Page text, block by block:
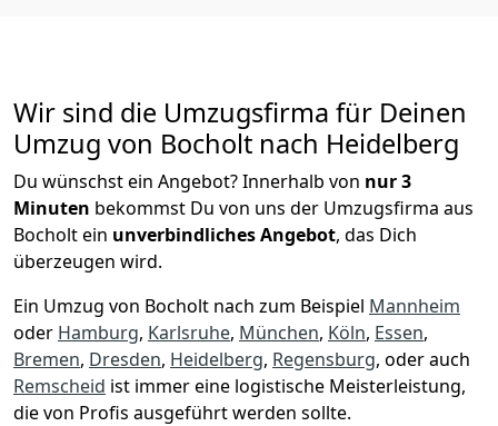
Wir sind die Umzugsfirma für Deinen
Umzug von Bocholt nach Heidelberg
Du wünschst ein Angebot? Innerhalb von nur 3
Minuten bekommst Du von uns der Umzugsfirma aus
Bocholt ein unverbindliches Angebot, das Dich
überzeugen wird.
Ein Umzug von Bocholt nach zum Beispiel Mannheim
oder Hamburg, Karlsruhe, München, Köln, Essen,
Bremen, Dresden, Heidelberg, Regensburg, oder auch
Remscheid ist immer eine logistische Meisterleistung,
die von Profis ausgeführt werden sollte.